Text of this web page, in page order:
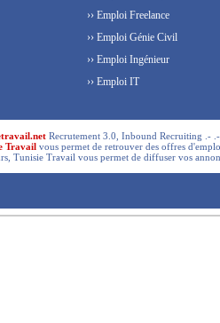
›› Emploi Freelance
›› Emploi Génie Civil
›› Emploi Ingénieur
›› Emploi IT
Recrutement 3.0, Inbound Recruiting .-
Travail vous permet de retrouver des offres
Tunisie Travail vous permet de diffuser vos